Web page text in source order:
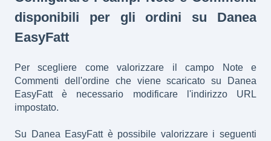
disponibili per gli ordini su Danea
EasyFatt
Per scegliere come valorizzare il campo Note e
Commenti dell'ordine che viene scaricato su Danea
EasyFatt è necessario modificare l'indirizzo URL
impostato.
Su Danea EasyFatt è possibile valorizzare i seguenti